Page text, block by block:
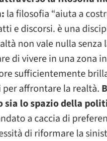
la filosofia “aiuta a
e discorsi. è una
non vale nulla senza
di vivere in una zona
sufficientemente
affrontare la realtà.
sia lo spazio della
a caccia di
di riformare la